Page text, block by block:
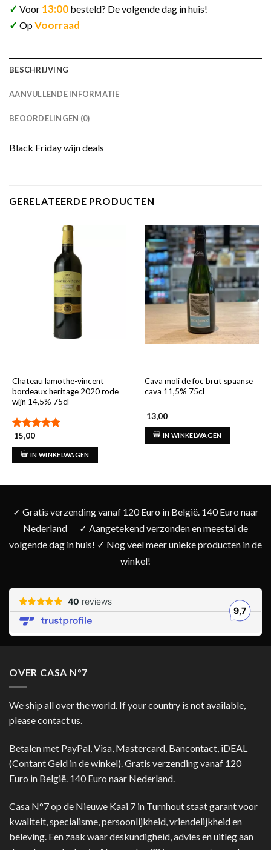
✓ Voor 13:00 besteld? De volgende dag in huis!
✓ OpVoorraad
BESCHRIJVING
AANVULLENDE INFORMATIE
BEOORDELINGEN (0)
Black Friday wijn deals
GERELATEERDE PRODUCTEN
Chateau lamothe-vincent
bordeaux heritage 2020 rode
wijn 14,5% 75cl
Gewaardeerd
5.00uit 5
15,00
IN WINKELWAGEN
Cava moli de foc brut spaanse
cava 11,5% 75cl
13,00
IN WINKELWAGEN
✓ Gratis verzending vanaf 120 Euro in België. 140 Euro naar
Nederland
✓ Aangetekend verzonden en meestal de
volgende dag in huis! ✓ Nog veel meer unieke producten in de
winkel!
OVER CASA N°7
We ship all over the world. If your country is not available,
please contact us.
Betalen met PayPal, Visa, Mastercard, Bancontact, iDEAL
(Contant Geld in de winkel). Gratis verzending vanaf 120
Euro in België. 140 Euro naar Nederland.
Casa N°7 op de Nieuwe Kaai 7 in Turnhout staat garant voor
kwaliteit, specialisme, persoonlijkheid, vriendelijkheid en
beleving. Een zaak waar deskundigheid, advies en uitleg aan